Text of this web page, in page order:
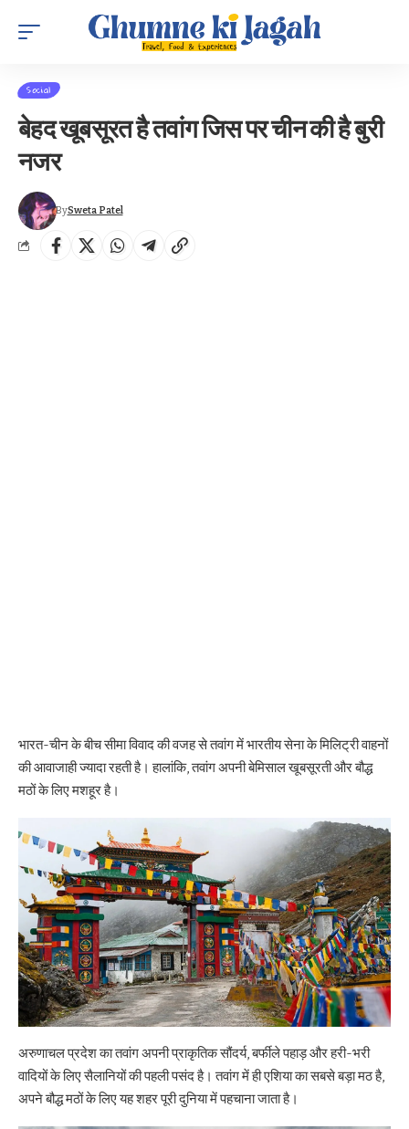
Social
बेहद खूबसूरत है तवांग जिस पर चीन की है बुरी
नजर
BySweta Patel
भारत-चीन के बीच सीमा विवाद की वजह से तवांग में भारतीय सेना के मिलिट्री वाहनों
की आवाजाही ज्यादा रहती है। हालांकि, तवांग अपनी बेमिसाल खूबसूरती और बौद्ध
मठों के लिए मशहूर है।
अरुणाचल प्रदेश का तवांग अपनी प्राकृतिक सौंदर्य, बर्फीले पहाड़ और हरी-भरी
वादियों के लिए सैलानियों की पहली पसंद है। तवांग में ही एशिया का सबसे बड़ा मठ है,
अपने बौद्ध मठों के लिए यह शहर पूरी दुनिया में पहचाना जाता है।